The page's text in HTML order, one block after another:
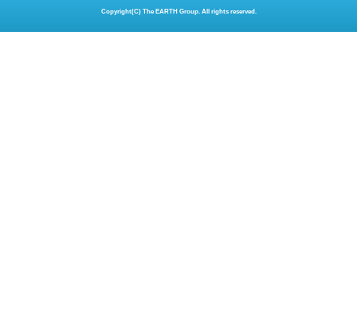
Copyright(C) The EARTH Group. All rights reserved.